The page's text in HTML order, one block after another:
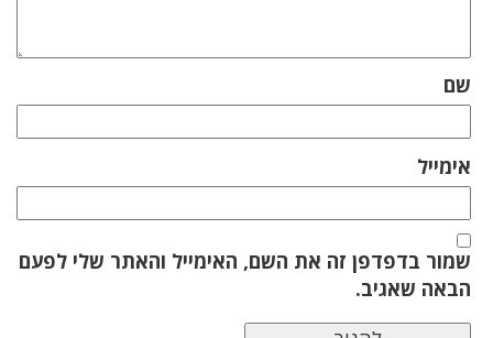
שם
אימייל
שמור בדפדפן זה את השם, האימייל והאתר שלי לפעם
הבאה שאגיב.